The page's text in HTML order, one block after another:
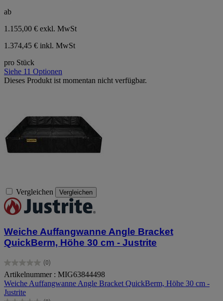
ab
1.155,00 € exkl. MwSt
1.374,45 € inkl. MwSt
pro Stück
Siehe 11 Optionen
Dieses Produkt ist momentan nicht verfügbar.
Vergleichen Vergleichen
Weiche Auffangwanne Angle Bracket
QuickBerm, Höhe 30 cm - Justrite
(0)
0.0
von
5
Sternen.
Artikelnummer : MIG63844498
Weiche Auffangwanne Angle Bracket QuickBerm, Höhe 30 cm -
Justrite